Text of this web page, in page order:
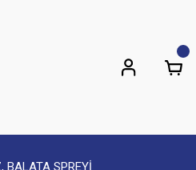
BALATA SPREYİ